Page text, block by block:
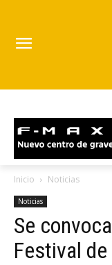
Inicio Noticias
Noticias
Se
Festival